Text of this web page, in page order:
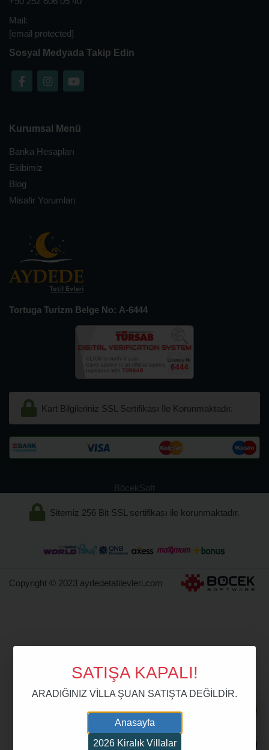
SATIŞA KAPALI!
ARADIĞINIZ VİLLA ŞUAN SATIŞTA DEĞİLDİR.
Anasayfa
2026 Kiralık Villalar
Mail:
[email protected]
Sosyal Medyada Takip Edin
Kurumsal Menü
Banka Hesapları
Ekibimiz
Blog
Misafir Yorumları
Tortuga Turizm Belge No: A-6444
Kart Bilgileriniz SSL Sertifikası İle Korunmaktadır.
BöcekSoft
Sitemiz 256 Bit SSL sertifikası ile korunmaktadır.
Copyright © 2023 aydedetatilevleri.com